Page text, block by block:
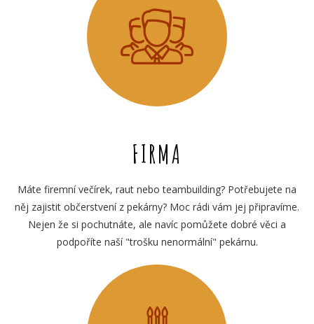
FIRMA
Máte firemní večírek, raut nebo teambuilding? Potřebujete na
něj zajistit občerstvení z pekárny? Moc rádi vám jej připravíme.
Nejen že si pochutnáte, ale navíc pomůžete dobré věci a
podpoříte naší "trošku nenormální" pekárnu.